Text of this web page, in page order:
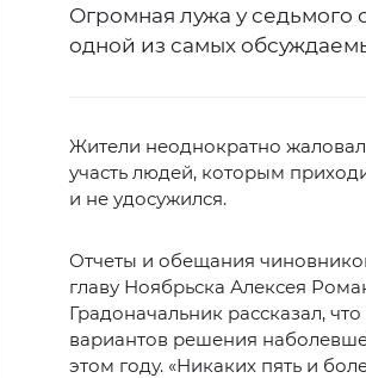
Огромная лужа у седьмого
одной из самых
Жители неоднократно
участь людей, которым
и не удосужился.
Отчеты и обещания
главу Ноябрьска Алексея
Градоначальник рассказал,
вариантов решения
этом году. «Никаких пять и